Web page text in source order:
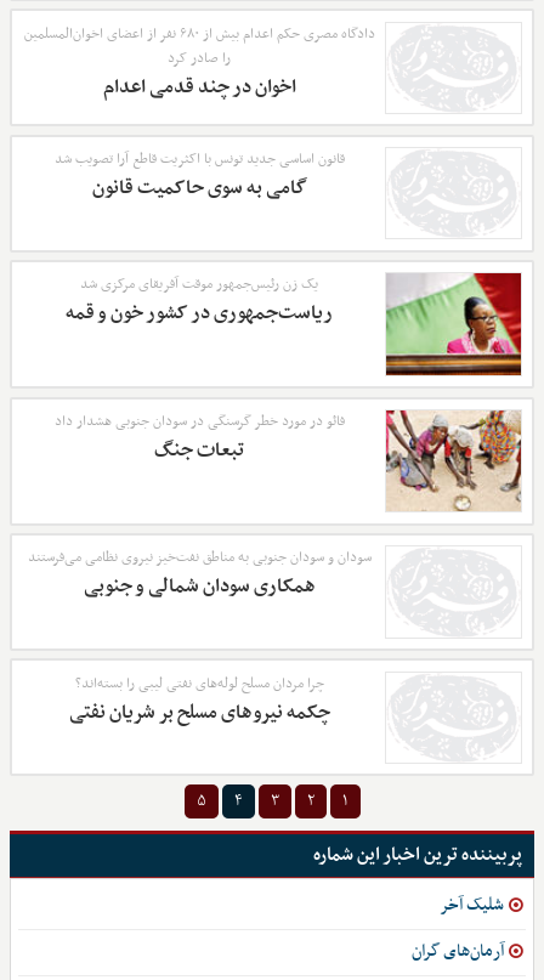
دادگاه مصری حکم اعدام بیش از ۶۸۰ نفر از اعضای اخوان‌المسلمین
را صادر کرد
اخوان در چند قدمی اعدام
قانون اساسی جدید تونس با اکثریت قاطع آرا تصویب شد
گامی به سوی حاکمیت قانون
یک زن رئیس‌جمهور موقت آفریقای مرکزی شد
ریاست‌جمهوری در کشور خون و قمه
فائو در مورد خطر گرسنگی در سودان جنوبی هشدار داد
تبعات جنگ
سودان و سودان جنوبی به مناطق نفت‌خیز نیروی نظامی می‌فرستند
همکاری سودان شمالی و جنوبی
چرا مردان مسلح لوله‌های نفتی لیبی را بسته‌اند؟
چکمه نیروهای مسلح بر شریان نفتی
۱ ۲ ۳ ۴ ۵
پربیننده ترین اخبار این شماره
شلیک آخر
آرمان‌های گران